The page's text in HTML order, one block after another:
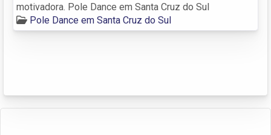
motivadora. Pole Dance em Santa Cruz do Sul
Pole Dance em Santa Cruz do Sul